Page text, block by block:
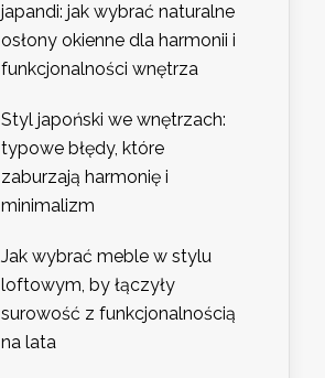
japandi: jak wybrać naturalne
osłony okienne dla harmonii i
funkcjonalności wnętrza
Styl japoński we wnętrzach:
typowe błędy, które
zaburzają harmonię i
minimalizm
Jak wybrać meble w stylu
loftowym, by łączyły
surowość z funkcjonalnością
na lata